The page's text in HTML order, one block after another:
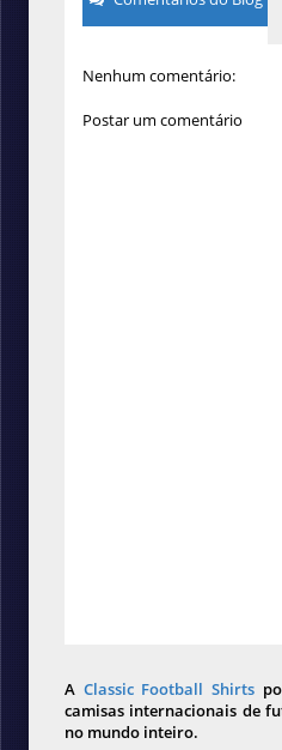
Nenhum comentário:
Postar um comentário
A Classic Football Shirts
camisas internacionais de
no mundo inteiro.